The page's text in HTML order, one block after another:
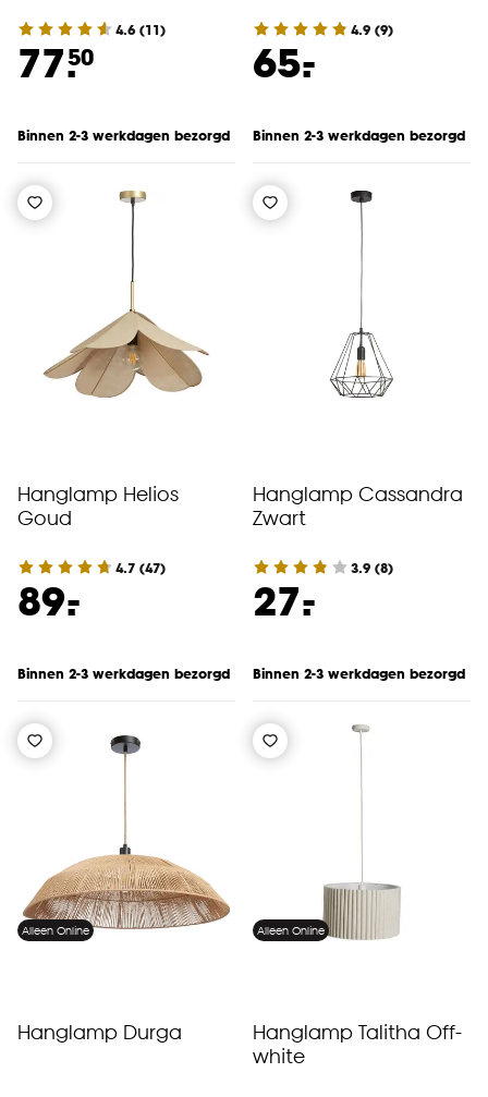
4.6 (11)
77.50
Binnen 2-3 werkdagen bezorgd
4.9 (9)
65.
-
Binnen 2-3 werkdagen bezorgd
Hanglamp Helios
Goud
4.7 (47)
89.
-
Binnen 2-3 werkdagen bezorgd
Hanglamp Cassandra
Zwart
3.9 (8)
27.
-
Binnen 2-3 werkdagen bezorgd
Alleen Online
Hanglamp Durga
Alleen Online
Hanglamp Talitha Off-
white